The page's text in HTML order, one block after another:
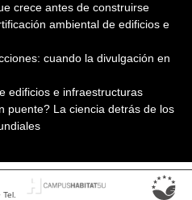
crece antes de construirse
ambiental de edificios e
cuando la divulgación en
edificios e infraestructuras
puente? La ciencia detrás de los